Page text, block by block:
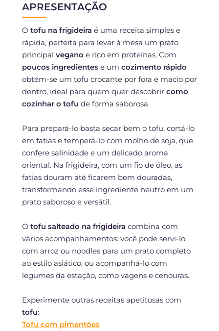
APRESENTAÇÃO
O tofu na frigideira é uma receita simples e
rápida, perfeita para levar à mesa um prato
principal vegano e rico em proteínas. Com
poucos ingredientese um cozimento rápido
obtém-se um tofu crocante por fora e macio por
dentro, ideal para quem quer descobrir como
cozinhar o tofu de forma saborosa.
Para prepará-lo basta secar bem o tofu, cortá-lo
em fatias e temperá-lo com molho de soja, que
confere salinidade e um delicado aroma
oriental. Na frigideira, com um fio de óleo, as
fatias douram até ficarem bem douradas,
transformando esse ingrediente neutro em um
prato saboroso e versátil.
O tofu salteado na frigideira combina com
vários acompanhamentos: você pode servi-lo
com arroz ou noodles para um prato completo
ao estilo asiático, ou acompanhá-lo com
legumes da estação, como vagens e cenouras.
Experimente outras receitas apetitosas com
tofu:
Tofu com pimentões